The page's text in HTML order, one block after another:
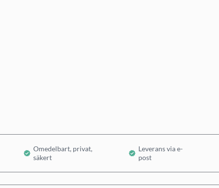
Omedelbart, privat,
säkert
Leverans via e-
post